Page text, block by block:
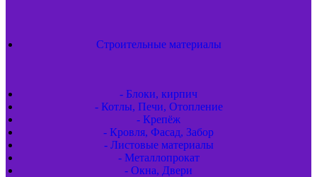
Строительные материалы
- Блоки, кирпич
- Котлы, Печи, Отопление
- Крепёж
- Кровля, Фасад, Забор
- Листовые материалы
- Металлопрокат
- Окна, Двери